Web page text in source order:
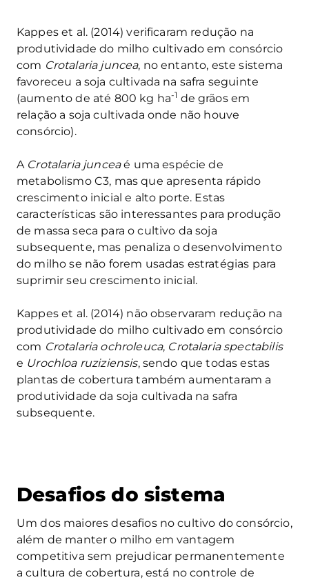
Kappes et al. (2014) verificaram redução na
produtividade do milho cultivado em consórcio
com Crotalaria juncea, no entanto, este sistema
favoreceu a soja cultivada na safra seguinte
(aumento de até 800 kg ha-1 de grãos em
relação a soja cultivada onde não houve
consórcio).
A Crotalaria junceaé uma espécie de
metabolismo C3, mas que apresenta rápido
crescimento inicial e alto porte. Estas
características são interessantes para produção
de massa seca para o cultivo da soja
subsequente, mas penaliza o desenvolvimento
do milho se não forem usadas estratégias para
suprimir seu crescimento inicial.
Kappes et al. (2014) não observaram redução na
produtividade do milho cultivado em consórcio
com Crotalaria ochroleuca, Crotalaria spectabilis
e Urochloa ruziziensis, sendo que todas estas
plantas de cobertura também aumentaram a
produtividade da soja cultivada na safra
subsequente.
Desafios do sistema
Um dos maiores desafios no cultivo do consórcio,
além de manter o milho em vantagem
competitiva sem prejudicar permanentemente
a cultura de cobertura, está no controle de